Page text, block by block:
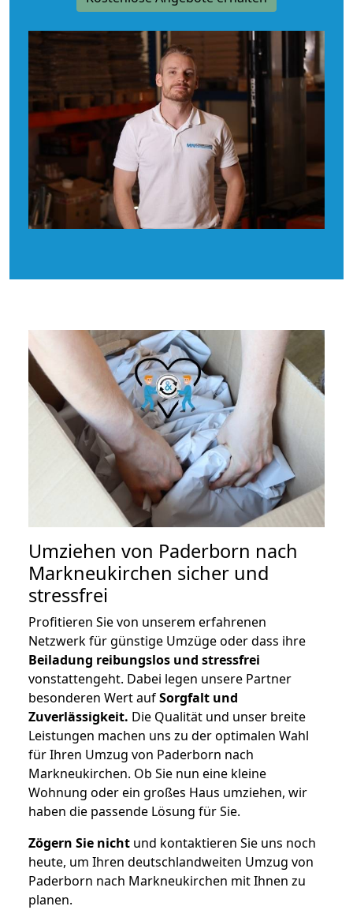
Umziehen von Paderborn nach
Markneukirchen sicher und
stressfrei
Profitieren Sie von unserem erfahrenen
Netzwerk für günstige Umzüge oder dass ihre
Beiladung reibungslos und stressfrei
vonstattengeht. Dabei legen unsere Partner
besonderen Wert aufSorgfalt und
Zuverlässigkeit. Die Qualität und unser breite
Leistungen machen uns zu der optimalen Wahl
für Ihren Umzug von Paderborn nach
Markneukirchen. Ob Sie nun eine kleine
Wohnung oder ein großes Haus umziehen, wir
haben die passende Lösung für Sie.
Zögern Sie nicht und kontaktieren Sie uns noch
heute, um Ihren deutschlandweiten Umzug von
Paderborn nach Markneukirchen mit Ihnen zu
planen.